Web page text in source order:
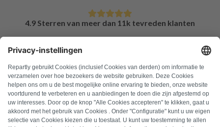
4.9 Sterren van meer dan 11k tevreden klanten
FAQ
Alle foutcodes
Over ons
Druk op